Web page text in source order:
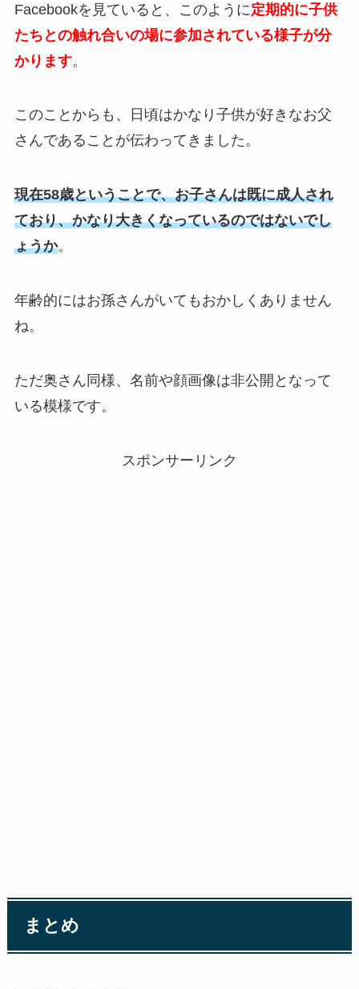
Facebookを見ていると、このように定期的に子供
たちとの触れ合いの場に参加されている様子が分
かります。
このことからも、日頃はかなり子供が好きなお父
さんであることが伝わってきました。
現在58歳ということで、お子さんは既に成人され
ており、かなり大きくなっているのではないでし
ょうか。
年齢的にはお孫さんがいてもおかしくありません
ね。
ただ奥さん同様、名前や顔画像は非公開となって
いる模様です。
スポンサーリンク
まとめ